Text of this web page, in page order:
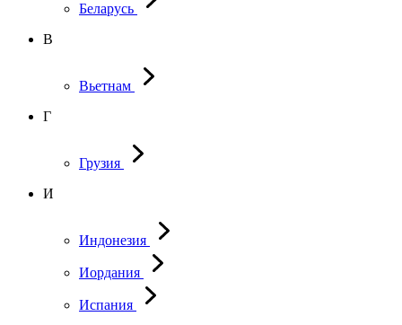
Беларусь
В
Вьетнам
Г
Грузия
И
Индонезия
Иордания
Испания